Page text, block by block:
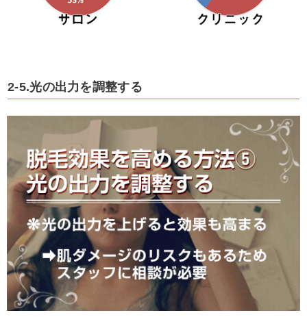
2-5.光の出力を調整する